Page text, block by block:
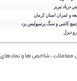
معاملات ، شاخص ها و نمادهای